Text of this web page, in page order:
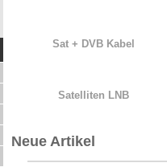
Sat + DVB Kabel
Satelliten LNB
Neue Artikel